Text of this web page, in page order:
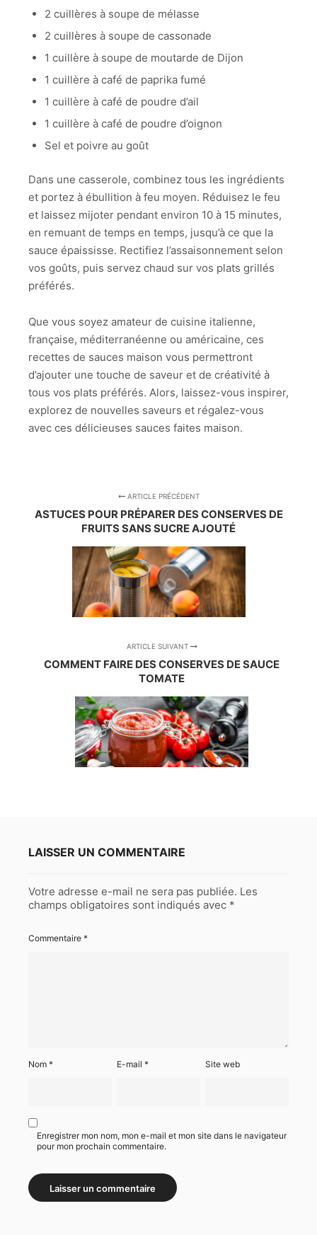
2 cuillères à soupe de mélasse
2 cuillères à soupe de cassonade
1 cuillère à soupe de moutarde de Dijon
1 cuillère à café de paprika fumé
1 cuillère à café de poudre d’ail
1 cuillère à café de poudre d’oignon
Sel et poivre au goût
Dans une casserole, combinez tous les ingrédients
et portez à ébullition à feu moyen. Réduisez le feu
et laissez mijoter pendant environ 10 à 15 minutes,
en remuant de temps en temps, jusqu’à ce que la
sauce épaississe. Rectifiez l’assaisonnement selon
vos goûts, puis servez chaud sur vos plats grillés
préférés.
Que vous soyez amateur de cuisine italienne,
française, méditerranéenne ou américaine, ces
recettes de sauces maison vous permettront
d’ajouter une touche de saveur et de créativité à
tous vos plats préférés. Alors, laissez-vous inspirer,
explorez de nouvelles saveurs et régalez-vous
avec ces délicieuses sauces faites maison.
ARTICLE PRÉCÉDENT
ASTUCES POUR PRÉPARER DES CONSERVES DE
FRUITS SANS SUCRE AJOUTÉ
ARTICLE SUIVANT
COMMENT FAIRE DES CONSERVES DE SAUCE
TOMATE
LAISSER UN COMMENTAIRE
Votre adresse e-mail ne sera pas publiée. Les
champs obligatoires sont indiqués avec *
Commentaire *
Nom * E-mail* Site web
Enregistrer mon nom, mon e-mail et mon site dans le navigateur
pour mon prochain commentaire.